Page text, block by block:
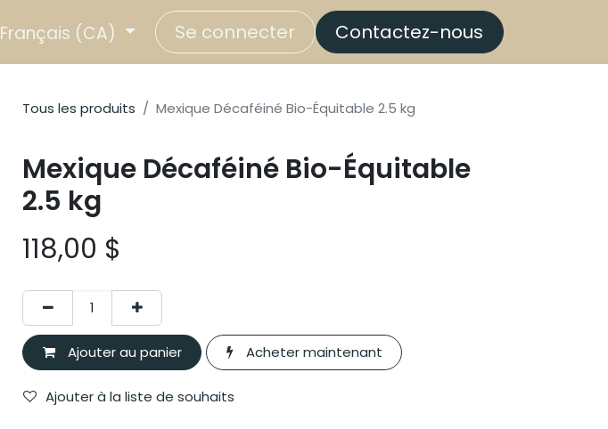
Français (CA) Se connecter Contactez-nous
Tous les produits Mexique Décaféiné Bio-Équitable 2.5 kg
Mexique Décaféiné Bio-Équitable
2.5 kg
118,00 $
Ajouter au panier Acheter maintenant
Ajouter à la liste de souhaits